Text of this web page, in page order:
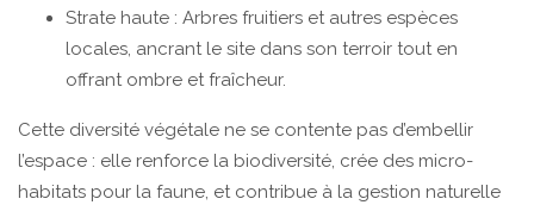
Strate haute : Arbres fruitiers et autres espèces
locales, ancrant le site dans son terroir tout en
offrant ombre et fraîcheur.
Cette diversité végétale ne se contente pas d’embellir
l’espace : elle renforce la biodiversité, crée des micro-
habitats pour la faune, et contribue à la gestion naturelle